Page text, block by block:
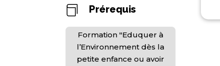
 Prérequis
Formation "Eduquer à
l’Environnement dès la
petite enfance ou avoir